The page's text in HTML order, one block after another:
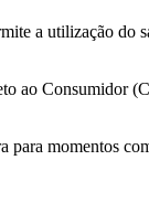
a utilização do
ao Consumidor
momentos